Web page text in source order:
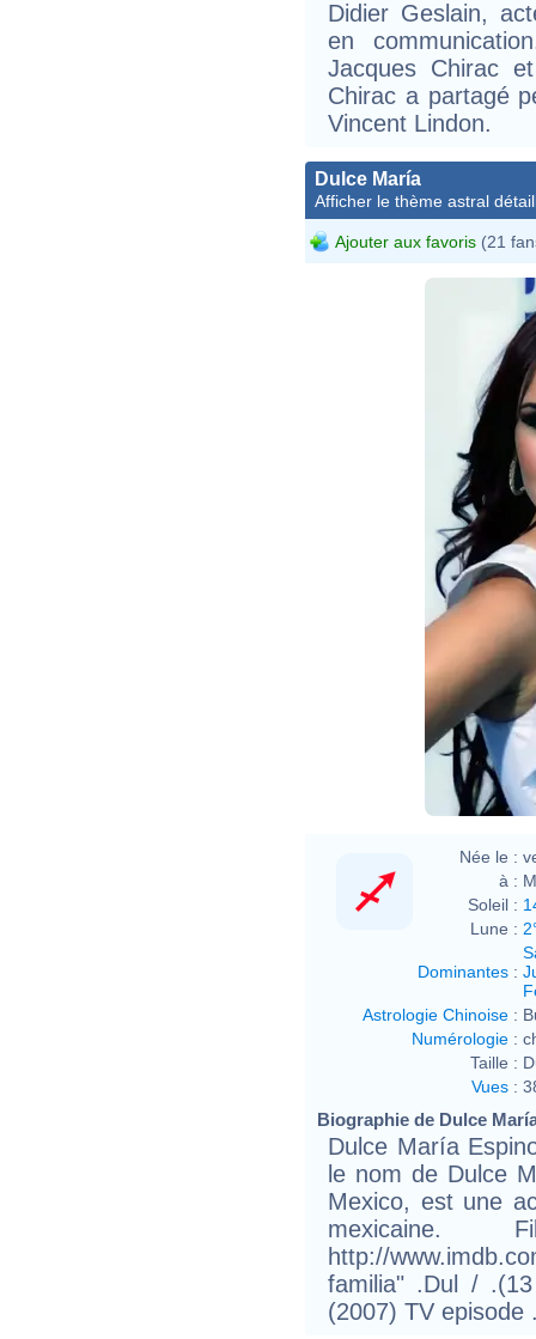
Didier Geslain,
en
Jacques Chirac
Chirac a partagé
Vincent Lindon.
Dulce María
Afficher le thème astral
Ajouter aux favoris (21
Née le :
à :
Soleil :
Lune :
Dominantes :
Astrologie Chinoise :
Numérologie :
Taille :
Vues :
Biographie de Dulce
Dulce María
le nom de Dulce
Mexico, est une
mexicaine.
http://
familia" .Dul /
(2007) TV episode